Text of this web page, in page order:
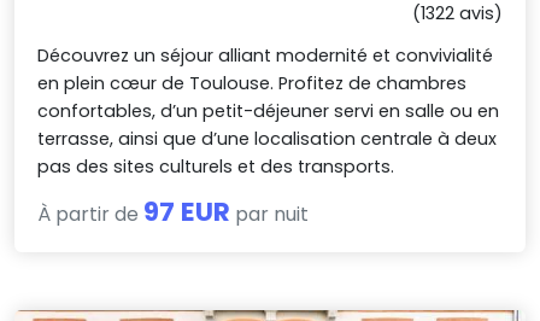
(1322 avis)
Découvrez un séjour alliant modernité et convivialité
en plein cœur de Toulouse. Profitez de chambres
confortables, d’un petit-déjeuner servi en salle ou en
terrasse, ainsi que d’une localisation centrale à deux
pas des sites culturels et des transports.
À partir de 97 EUR par nuit